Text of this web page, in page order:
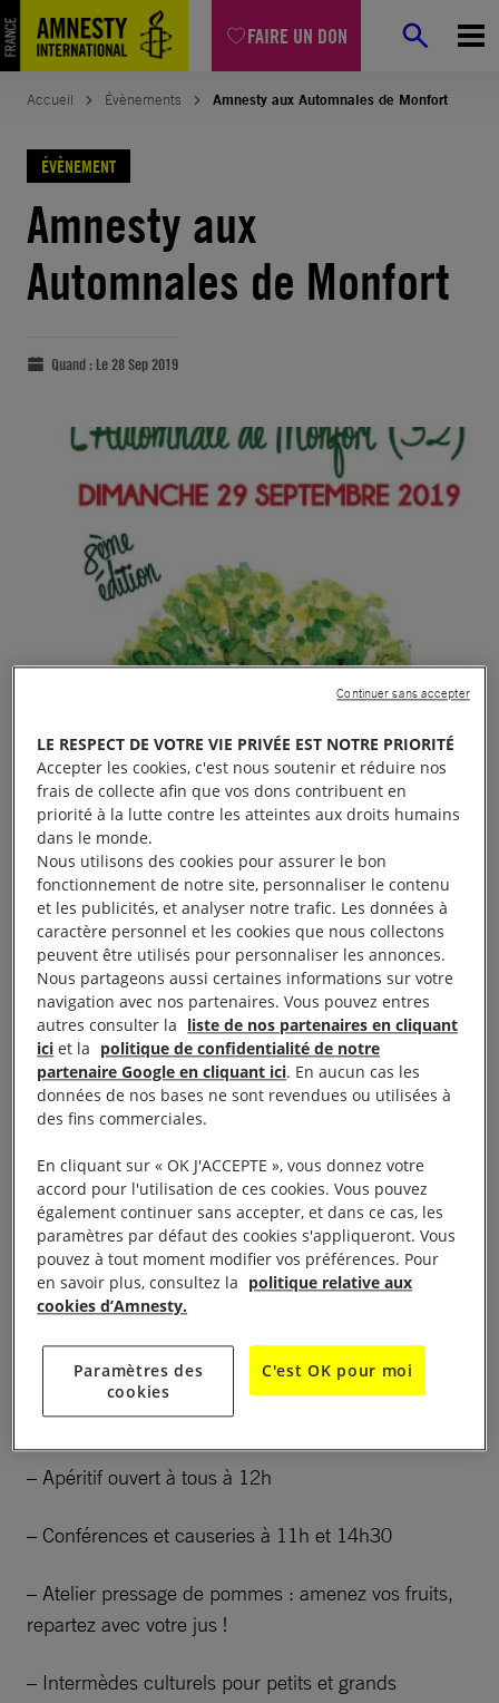
FAIRE UN DON
Accueil Évènements Amnesty aux Automnales de Monfort
ÉVÈNEMENT
Amnesty aux
Automnales de Monfort
Quand : Le 28 Sep 2019
Venez vous approvisionner auprès de producteurs
locaux, découvrir des techniques de jardinage
respectueuses de l’environnement et explorer les
richesses du monde végétal et rencontrer les
militants d’Amnesty sur leur stand de 9h30 à 17h :
thème abordé l’environnement et les droits humains
Au programme de la journée
– Foire aux plantes de 9h30 à 17h
– Balade commentée à 10h : découverte des
plantes médicinales
– Apéritif ouvert à tous à 12h
– Conférences et causeries à 11h et 14h30
– Atelier pressage de pommes : amenez vos fruits,
repartez avec votre jus !
– Intermèdes culturels pour petits et grands
LE RESPECT DE VOTRE VIE PRIVÉE EST NOTRE PRIORITÉ
Accepter les cookies, c'est nous soutenir et réduire nos
frais de collecte afin que vos dons contribuent en
priorité à la lutte contre les atteintes aux droits humains
dans le monde.
Nous utilisons des cookies pour assurer le bon
fonctionnement de notre site, personnaliser le contenu
et les publicités, et analyser notre trafic. Les données à
caractère personnel et les cookies que nous collectons
peuvent être utilisés pour personnaliser les annonces.
Nous partageons aussi certaines informations sur votre
navigation avec nos partenaires. Vous pouvez entres
autres consulter la liste de nos partenaires en cliquant
ici et la politique de confidentialité de notre
partenaire Google en cliquant ici. En aucun cas les
données de nos bases ne sont revendues ou utilisées à
des fins commerciales.
En cliquant sur « OK J'ACCEPTE », vous donnez votre
accord pour l'utilisation de ces cookies. Vous pouvez
également continuer sans accepter, et dans ce cas, les
paramètres par défaut des cookies s'appliqueront. Vous
pouvez à tout moment modifier vos préférences. Pour
en savoir plus, consultez la politique relative aux
cookies d’Amnesty.
Paramètres des
cookies
C'est OK pour moi
Continuer sans accepter